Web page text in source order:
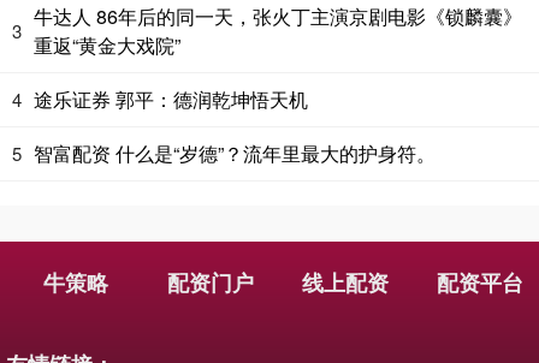
3
牛达人 86年后的同一天，张火丁主演京剧电影《锁麟囊》
重返“黄金大戏院”
4 途乐证券 郭平：德润乾坤悟天机
5 智富配资 什么是“岁德”？流年里最大的护身符。
牛策略 配资门户 线上配资 配资平台